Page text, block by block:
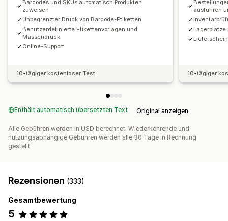
Benutzerdefinierte Vorlagen
Benutzerdefinierte Elemente
Benutzerdefinierte Layouts
Benutzerdefinierte Größe
Behälterstandorte Bilder Lieferscheine
Kommissionierlisten
Benachrichtigungen und Analysen
Benutzerdefinierte Berichte Einblicke
E-Mail-Benachrichtigungen
Barcodes und SKUs automatisch Produkten
zuweisen
Unbegrenzter Druck von Barcode-Etiketten
Benutzerdefinierte Etikettenvorlagen und
Massendruck
Online-Support
10-tägiger kostenloser Test
ausführen
Lagerplätze
10-tägiger
Enthält automatisch übersetzten Text Original anzeigen
Alle Gebühren werden in USD berechnet. Wiederkehrende und
nutzungsabhängige Gebühren werden alle 30 Tage in Rechnung
gestellt.
Rezensionen (333)
Gesamtbewertung
5